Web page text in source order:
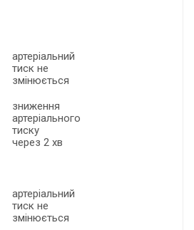
артеріальний
тиск не
змінюється
зниження
артеріального
тиску
через 2 хв
артеріальний
тиск не
змінюється